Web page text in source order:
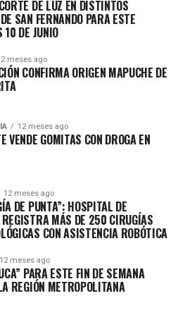
DE LUZ EN DISTINTOS
SAN FERNANDO PARA ESTE
10 DE JUNIO
meses ago
CONFIRMA ORIGEN MAPUCHE DE
12 meses ago
VENDE GOMITAS CON DROGA EN
12 meses ago
DE PUNTA”: HOSPITAL DE
REGISTRA MÁS DE 250 CIRUGÍAS
CON ASISTENCIA ROBÓTICA
12 meses ago
PARA ESTE FIN DE SEMANA
REGIÓN METROPOLITANA